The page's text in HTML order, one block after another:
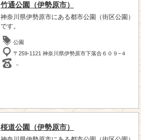
竹通公園（伊勢原市）
神奈川県伊勢原市にある都市公園（街区公園）
です。
公園
〒259-1121 神奈川県伊勢原市下落合６０９−４
－
桜道公園（伊勢原市）